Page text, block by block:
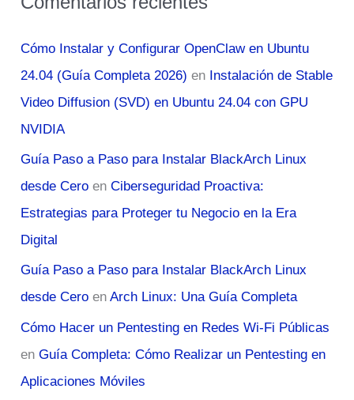
Cómo Instalar y Configurar OpenClaw en Ubuntu
24.04 (Guía Completa 2026) en Instalación de Stable
Video Diffusion (SVD) en Ubuntu 24.04 con GPU
NVIDIA
Guía Paso a Paso para Instalar BlackArch Linux
desde Cero enCiberseguridad Proactiva:
Estrategias para Proteger tu Negocio en la Era
Digital
Guía Paso a Paso para Instalar BlackArch Linux
desde Cero enArch Linux: Una Guía Completa
Cómo Hacer un Pentesting en Redes Wi-Fi Públicas
enGuía Completa: Cómo Realizar un Pentesting en
Aplicaciones Móviles